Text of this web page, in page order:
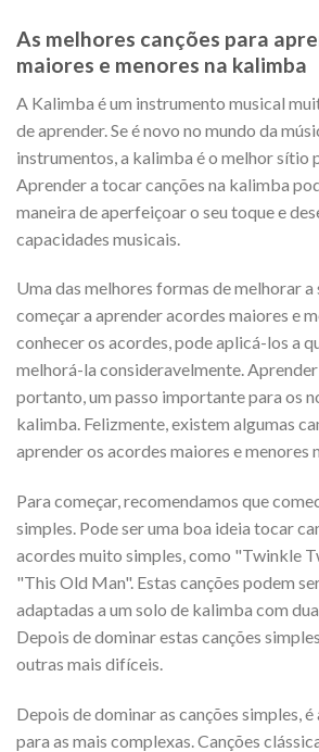
As melhores canções para
maiores e menores na kalimba
A Kalimba é um instrumento musical
de aprender. Se é novo no mundo da
instrumentos, a kalimba é o melhor sítio
Aprender a tocar canções na kalimba
maneira de aperfeiçoar o seu toque e
capacidades musicais.
Uma das melhores formas de melhorar
começar a aprender acordes maiores e
conhecer os acordes, pode aplicá-los a
melhorá-la consideravelmente. Aprender
portanto, um passo importante para os
kalimba. Felizmente, existem algumas
aprender os acordes maiores e menores
Para começar, recomendamos que
simples. Pode ser uma boa ideia tocar
acordes muito simples, como "Twinkle
"This Old Man". Estas canções podem
adaptadas a um solo de kalimba com
Depois de dominar estas canções
outras mais difíceis.
Depois de dominar as canções simples,
para as mais complexas. Canções